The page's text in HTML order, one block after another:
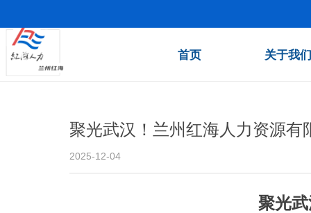
首页 关于我
聚光武汉！兰州红海人力资源
聚光
2025-12-04